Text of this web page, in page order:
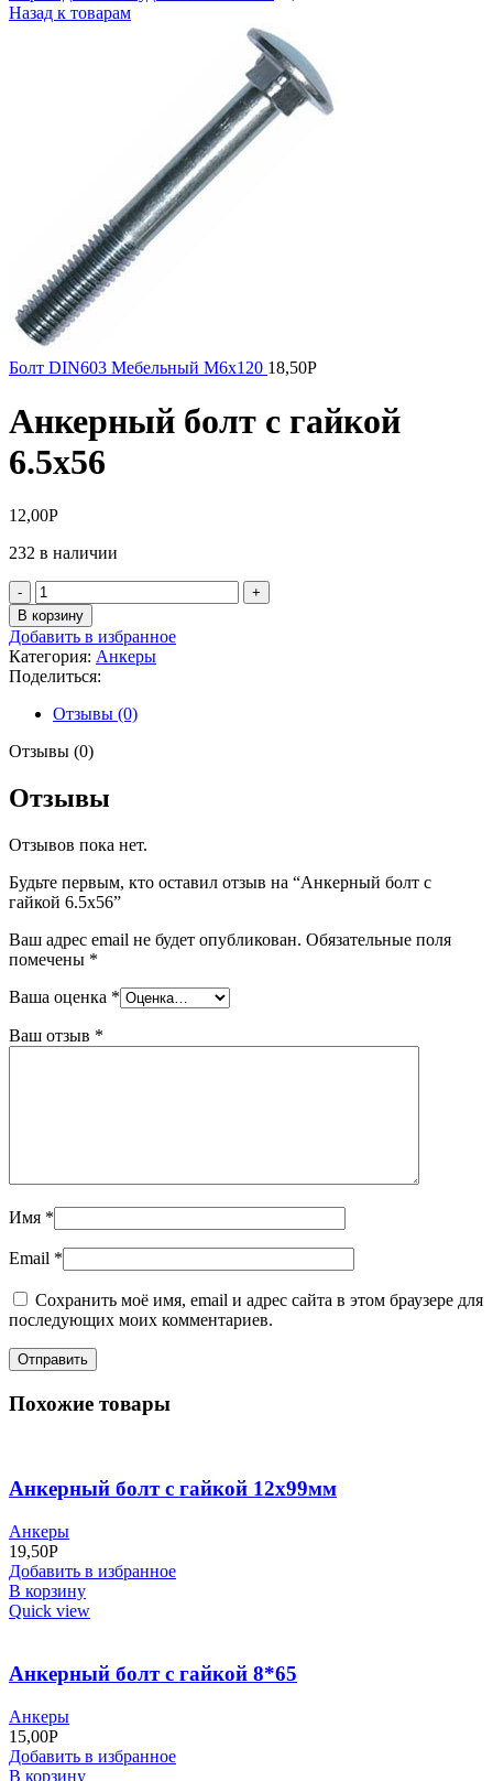
Назад к товарам
Болт DIN603 Мебельный М6х120 18,50Р
Анкерный болт с гайкой
6.5х56
12,00Р
232 в наличии
Количество
товара
Анкерный
болт
с
гайкой
6.5х56
В корзину
Добавить в избранное
Категория: Анкеры
Поделиться:
Отзывы (0)
Отзывы (0)
Отзывы
Отзывов пока нет.
Будьте первым, кто оставил отзыв на “Анкерный болт с
гайкой 6.5х56”
Ваш адрес email не будет опубликован. Обязательные поля
помечены *
Ваша оценка *
Ваш отзыв *
Имя *
Email *
Сохранить моё имя, email и адрес сайта в этом браузере для
последующих моих комментариев.
Похожие товары
Анкерный болт с гайкой 12х99мм
Анкеры
19,50Р
Добавить в избранное
В корзину
Quick view
Анкерный болт с гайкой 8*65
Анкеры
15,00Р
Добавить в избранное
В корзину